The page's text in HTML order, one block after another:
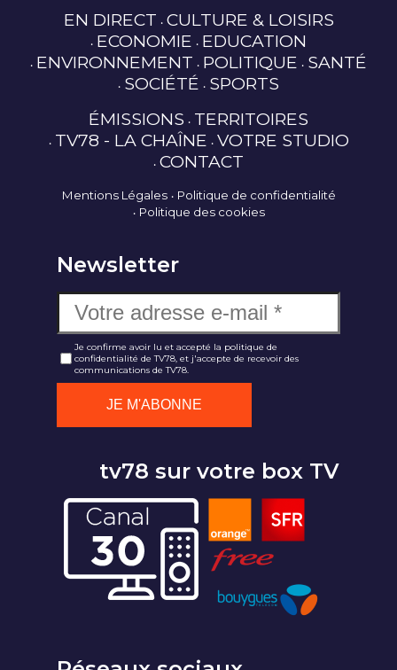
EN DIRECT CULTURE & LOISIRS
ECONOMIE EDUCATION
ENVIRONNEMENT POLITIQUE SANTÉ
SOCIÉTÉ SPORTS
ÉMISSIONS TERRITOIRES
TV78 - LA CHAÎNE VOTRE STUDIO
CONTACT
Mentions Légales
Politique de confidentialité
Politique des cookies
Newsletter
Je confirme avoir lu et accepté la politique de
confidentialité de TV78, et j'accepte de recevoir des
communications de TV78.
tv78 sur votre box TV